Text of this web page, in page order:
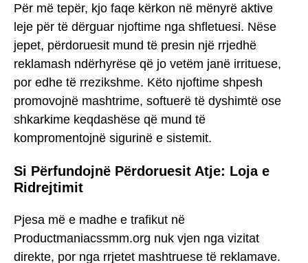
Për më tepër, kjo faqe kërkon në mënyrë aktive
leje për të dërguar njoftime nga shfletuesi. Nëse
jepet, përdoruesit mund të presin një rrjedhë
reklamash ndërhyrëse që jo vetëm janë irrituese,
por edhe të rrezikshme. Këto njoftime shpesh
promovojnë mashtrime, softuerë të dyshimtë ose
shkarkime keqdashëse që mund të
kompromentojnë sigurinë e sistemit.
Si Përfundojnë Përdoruesit Atje: Loja e
Ridrejtimit
Pjesa më e madhe e trafikut në
Productmaniacssmm.org nuk vjen nga vizitat
direkte, por nga rrjetet mashtruese të reklamave.